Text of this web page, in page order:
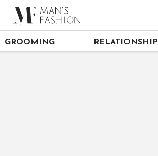
GROOMING RELATIONSHIP